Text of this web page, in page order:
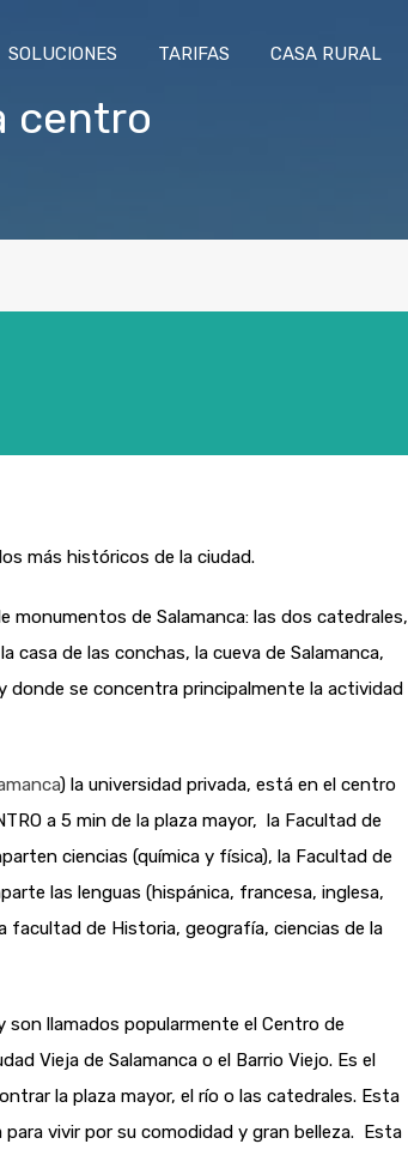
SOLUCIONES TARIFAS CASA RURAL
centro
más históricos de la ciudad.
monumentos de Salamanca: las dos catedrales,
casa de las conchas, la cueva de Salamanca,
donde se concentra principalmente la actividad
) la universidad privada, está en el centro
a 5 min de la plaza mayor, la Facultad de
ciencias (química y física), la Facultad de
las lenguas (hispánica, francesa, inglesa,
de Historia, geografía, ciencias de la
son llamados popularmente el Centro de
Vieja de Salamanca o el Barrio Viejo. Es el
la plaza mayor, el río o las catedrales. Esta
vivir por su comodidad y gran belleza. Esta